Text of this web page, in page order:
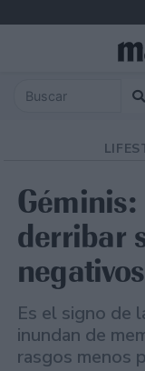
Géminis:
derribar
Es el signo de
inundan de
rasgos menos